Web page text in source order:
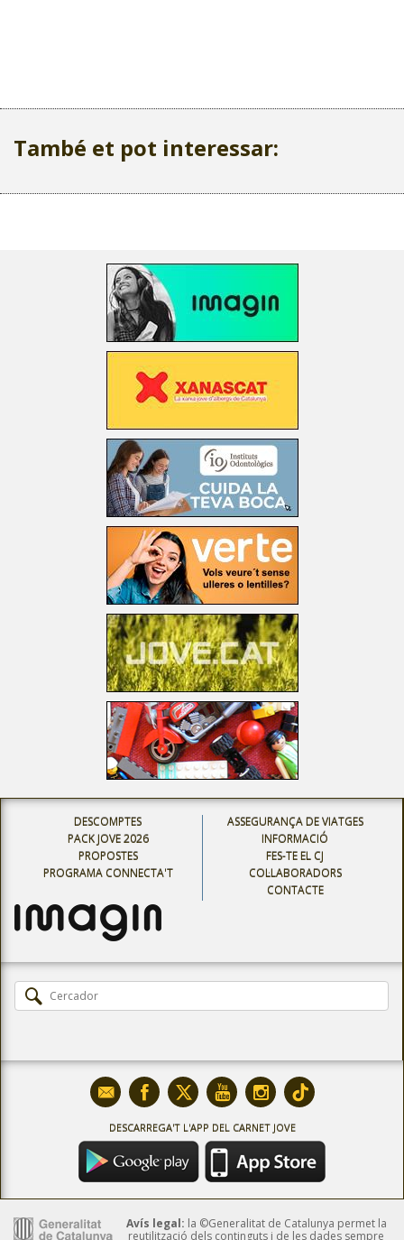
També et pot interessar:
DESCOMPTES
PACK JOVE 2026
PROPOSTES
PROGRAMA CONNECTA'T
ASSEGURANÇA DE VIATGES
INFORMACIÓ
FES-TE EL CJ
COL·LABORADORS
CONTACTE
DESCARREGA'T L'APP DEL CARNET JOVE
Avís legal: la ©Generalitat de Catalunya permet la
reutilització dels continguts i de les dades sempre